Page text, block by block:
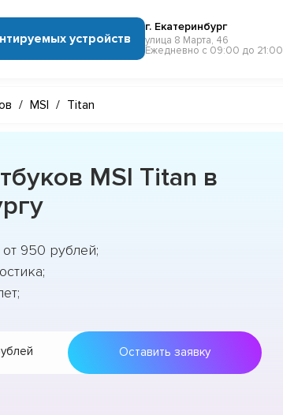
устройств
г. Екатеринбург
улица 8 Марта, 46
Ежедневно с 09:00 до 21:00
/ MSI / Titan
MSI Titan в
950 рублей;
Оставить заявку